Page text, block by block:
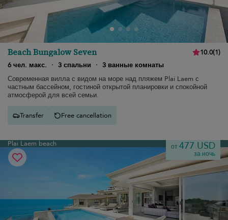
Beach Bungalow Seven 10.0(1)
6 чел. макс.
· 3 спальни · 3 ванные комнаты
Современная вилла с видом на море над пляжем Plai Laem с
частным бассейном, гостиной открытой планировки и спокойной
атмосферой для всей семьи.
Transfer Free cancellation
Plai Laem beach от477 USD
за ночь